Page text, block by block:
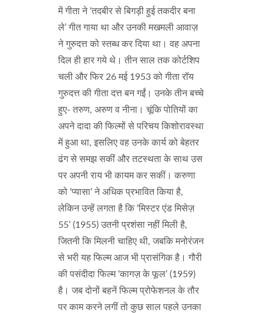
में गीता ने ‘तदबीर से बिगड़ी हुई तकदीर बना
ले’ गीत गाया था और उनकी मखमली आवाज़
ने गुरुदत्त को स्तब्ध कर दिया था। वह अपना
दिल ही हार गये थे। तीन साल तक कोर्टशिप
चली और फिर 26 मई 1953 को गीता रॉय
गुरुदत्त की गीता दत्त बन गईं। उनके तीन बच्चे
हुए- तरुण, अरुण व नीना। चूंकि पोतियों का
अपने दादा की फिल्मों से परिचय किशोरावस्था
में हुआ था, इसलिए वह उनके कार्य को बेहतर
ढंग से समझ सकीं और तटस्थता के साथ उस
पर अपनी राय भी कायम कर सकीं। करुणा
को ‘प्यासा’ ने अधिक प्रभावित किया है,
लेकिन उन्हें लगता है कि ‘मिस्टर एंड मिसेज़
55’ (1955) उतनी प्रशंसा नहीं मिली है,
जितनी कि मिलनी चाहिए थी, जबकि मनोरंजन
से भरी यह फिल्म आज भी प्रासंगिक है। गौरी
की पसंदीदा फिल्म ‘कागज़ के फूल’ (1959)
है। जब दोनों बहनें फिल्म प्रोफेशनल के तौर
पर काम करने लगीं तो कुछ साल पहले उनका